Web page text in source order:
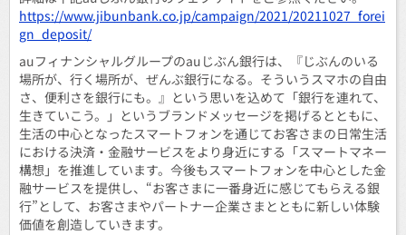
https://www.jibunbank.co.jp/campaign/2021/20211027_forei
gn_deposit/
auフィナンシャルグループのauじぶん銀行は、『じぶんのいる
場所が、行く場所が、ぜんぶ銀行になる。そういうスマホの自由
さ、便利さを銀行にも。』という思いを込めて「銀行を連れて、
生きていこう。」というブランドメッセージを掲げるとともに、
生活の中心となったスマートフォンを通じてお客さまの日常生活
における決済・金融サービスをより身近にする「スマートマネー
構想」を推進しています。今後もスマートフォンを中心とした金
融サービスを提供し、“お客さまに一番身近に感じてもらえる銀
行”として、お客さまやパートナー企業さまとともに新しい体験
価値を創造していきます。